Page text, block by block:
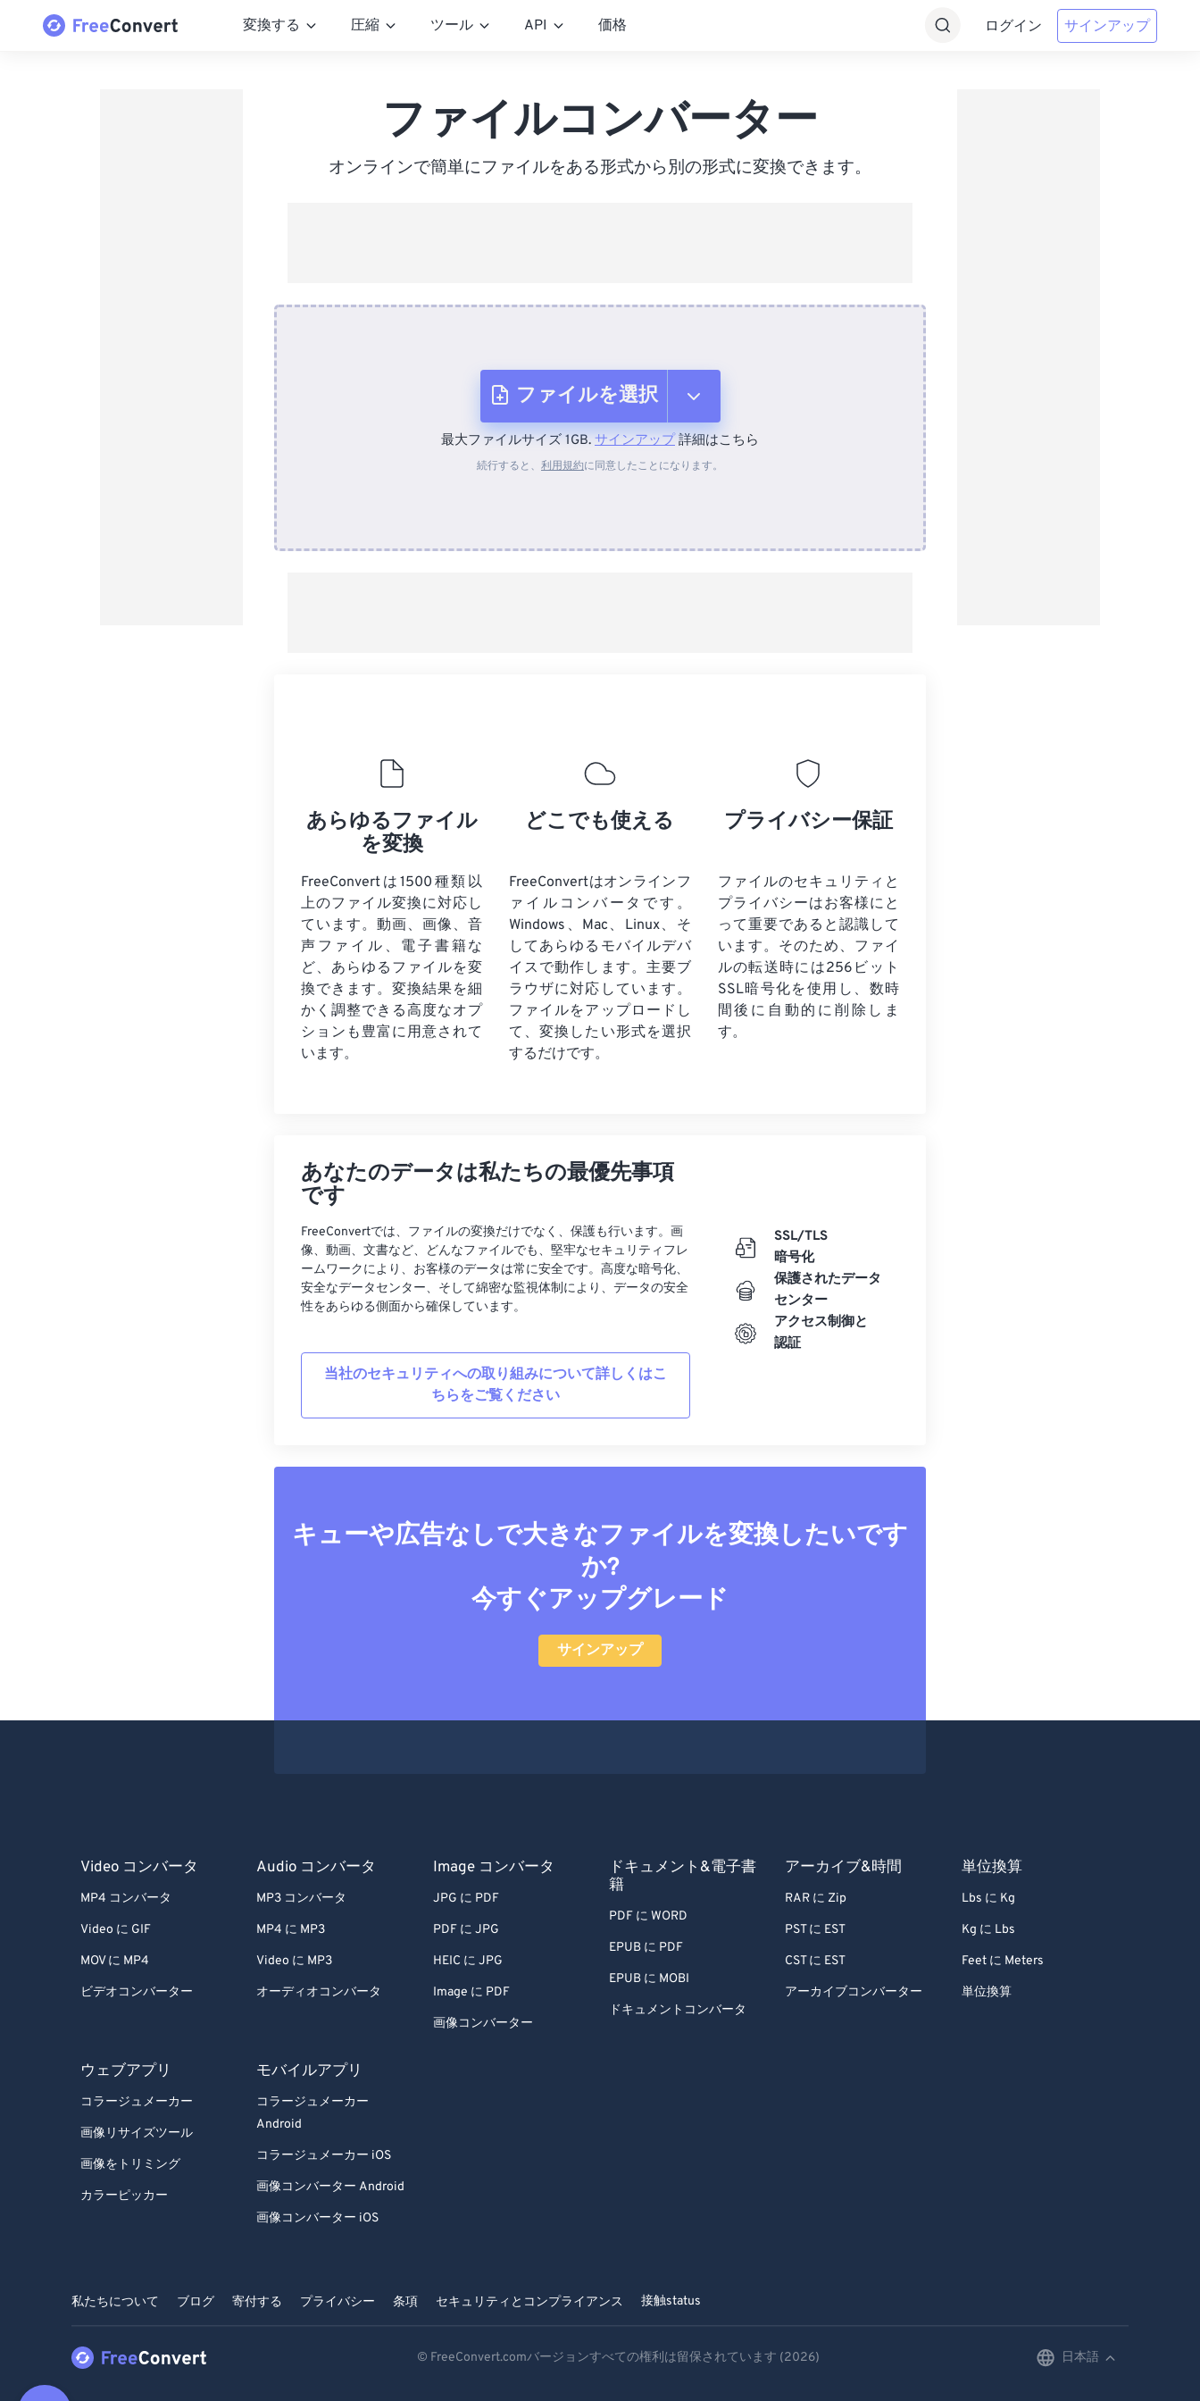
変換する 圧縮 ツール API 価格 ログイン サインアップ
ファイルコンバーター
オンラインで簡単にファイルをある形式から別の形式に変換できます。
ファイルを選択
デバイスから
最大ファイルサイズ 1GB. サインアップ詳細はこちら
続行すると、 利用規約に同意したことになります。
あらゆるファイル
を変換
FreeConvertは1500種類以
上のファイル変換に対応し
ています。動画、画像、音
声ファイル、電子書籍な
ど、あらゆるファイルを変
換できます。変換結果を細
かく調整できる高度なオプ
ションも豊富に用意されて
います。
どこでも使える
FreeConvertはオンラインフ
ァイルコンバータです。
Windows、Mac、Linux、そ
してあらゆるモバイルデバ
イスで動作します。主要ブ
ラウザに対応しています。
ファイルをアップロードし
て、変換したい形式を選択
するだけです。
プライバシー保証
ファイルのセキュリティと
プライバシーはお客様にと
って重要であると認識して
います。そのため、ファイ
ルの転送時には256ビット
SSL暗号化を使用し、数時
間後に自動的に削除しま
す。
あなたのデータは私たちの最優先事項
です
FreeConvertでは、ファイルの変換だけでなく、保護も行います。画
像、動画、文書など、どんなファイルでも、堅牢なセキュリティフレ
ームワークにより、お客様のデータは常に安全です。高度な暗号化、
安全なデータセンター、そして綿密な監視体制により、データの安全
性をあらゆる側面から確保しています。
当社のセキュリティへの取り組みについて詳しくはこ
ちらをご覧ください
SSL/TLS
暗号化
保護されたデータ
センター
アクセス制御と
認証
キューや広告なしで大きなファイルを変換したいです
か?
今すぐアップグレード
サインアップ
Video コンバータ
MP4 コンバータ
Video に GIF
MOV に MP4
ビデオコンバーター
Audio コンバータ
MP3 コンバータ
MP4 に MP3
Video に MP3
オーディオコンバータ
Image コンバータ
JPG に PDF
PDF に JPG
HEIC に JPG
Image に PDF
画像コンバーター
ドキュメント&電子書
籍
PDF に WORD
EPUB に PDF
EPUB に MOBI
ドキュメントコンバータ
アーカイブ&時間
RAR に Zip
PST に EST
CST に EST
アーカイブコンバーター
単位換算
Lbs に Kg
Kg に Lbs
Feet に Meters
単位換算
ウェブアプリ
コラージュメーカー
画像リサイズツール
画像をトリミング
カラーピッカー
モバイルアプリ
コラージュメーカー
Android
コラージュメーカー iOS
画像コンバーター Android
画像コンバーター iOS
私たちについて ブログ 寄付する プライバシー 条項 セキュリティとコンプライアンス 接触status
© FreeConvert.comバージョンすべての権利は留保されています (2026) 日本語